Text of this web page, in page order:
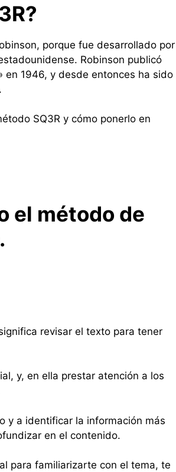
porque fue desarrollado por
Robinson publicó
en 1946, y desde entonces ha sido
SQ3R y cómo ponerlo en
el método de
revisar el texto para tener
y, en ella prestar atención a los
y a identificar la información más
en el contenido.
para familiarizarte con el tema, te